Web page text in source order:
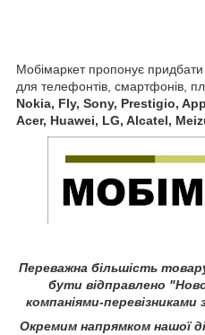
Мобімаркет пропонує придбати
для телефонтів, смартфонів,
Nokia, Fly, Sony, Prestigio,
Acer, Huawei, LG, Alcatel,
Переважна більшість
бути відправлено
компаніями-
Окремим напрямком нашої